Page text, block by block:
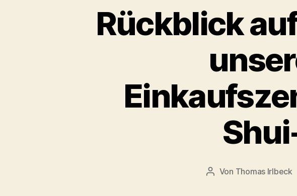
Rückblick
Beitragsautor
Von Thomas Irlbeck